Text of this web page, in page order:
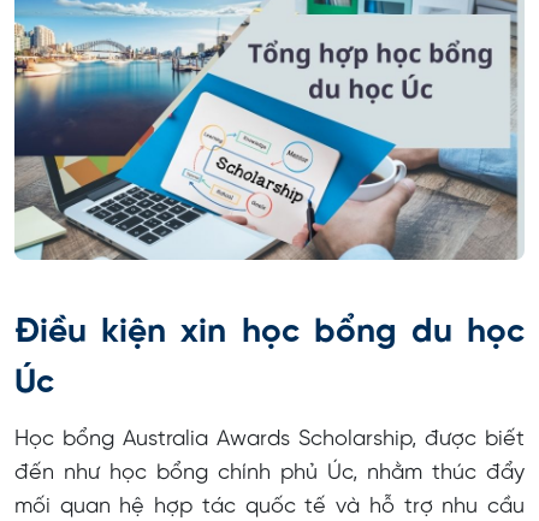
Điều kiện xin học bổng du học
Úc
Học bổng Australia Awards Scholarship, được biết
đến như học bổng chính phủ Úc, nhằm thúc đẩy
mối quan hệ hợp tác quốc tế và hỗ trợ nhu cầu